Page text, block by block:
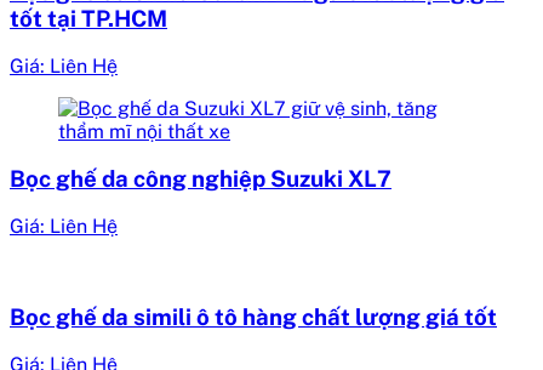
tốt tại TP.HCM
Giá: Liên Hệ
Bọc ghế da công nghiệp Suzuki XL7
Giá: Liên Hệ
Bọc ghế da simili ô tô hàng chất lượng giá tốt
Giá: Liên Hệ